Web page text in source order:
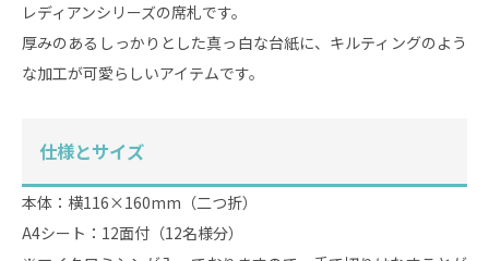
レディアンシリーズの席札です。
厚みのあるしっかりとした真っ白な台紙に、キルティングのよう
な加工が可愛らしいアイテムです。
仕様とサイズ
本体：横116×160mm（二つ折）
A4シート：12面付（12名様分）